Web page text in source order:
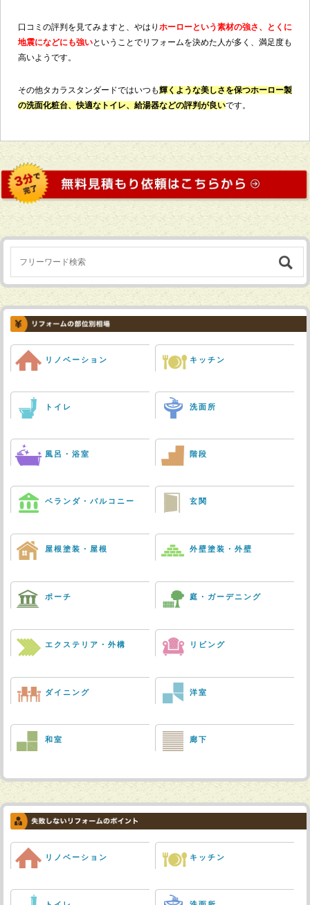
口コミの評判を見てみますと、やはり ホーローという素材の強さ、とくに
地震になどにも強いということでリフォームを決めた人が多く、満足度も
高いようです。
その他タカラスタンダードではいつも輝くような美しさを保つホーロー製
の洗面化粧台、快適なトイレ、給湯器などの評判が良いです。
リノベーション キッチン
トイレ 洗面所
風呂・浴室 階段
ベランダ・バルコニー 玄関
屋根塗装・屋根 外壁塗装・外壁
ポーチ 庭・ガーデニング
エクステリア・外構 リビング
ダイニング 洋室
和室 廊下
リノベーション キッチン